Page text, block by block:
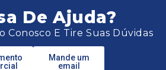
De Ajuda?
Conosco E Tire Suas Dúvidas
Mande um
email